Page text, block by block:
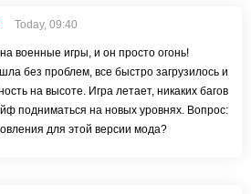
Today, 09:40
военные игры, и он просто огонь!
без проблем, все быстро загрузилось и
на высоте. Игра летает, никаких багов
подниматься на новых уровнях. Вопрос:
для этой версии мода?